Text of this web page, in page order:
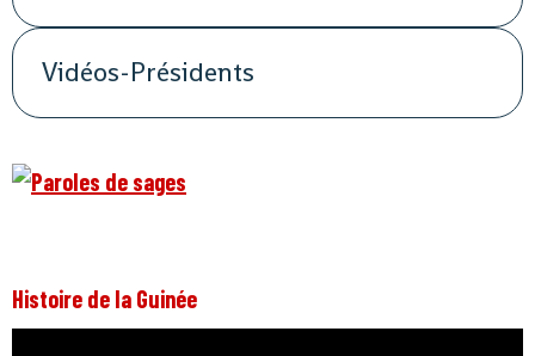
Vidéos-Présidents
Histoire de la Guinée